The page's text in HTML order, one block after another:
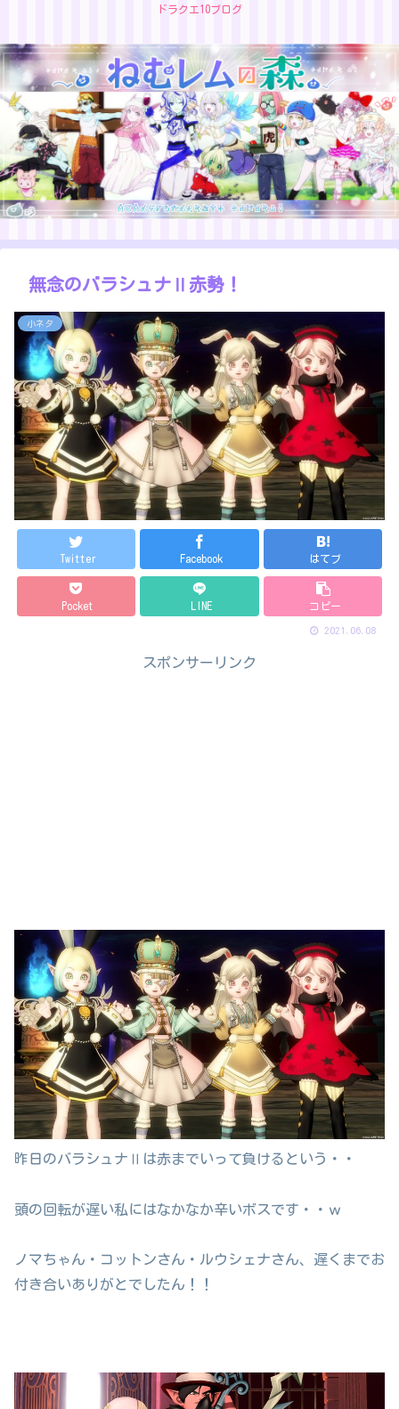
ドラクエ10ブログ
無念のバラシュナⅡ赤勢！
小ネタ
Twitter Facebook はてブ
Pocket LINE コピー
2021.06.08
スポンサーリンク
昨日のバラシュナⅡは赤までいって負けるという・・
頭の回転が遅い私にはなかなか辛いボスです・・ｗ
ノマちゃん・コットンさん・ルウシェナさん、遅くまでお
付き合いありがとでしたん！！